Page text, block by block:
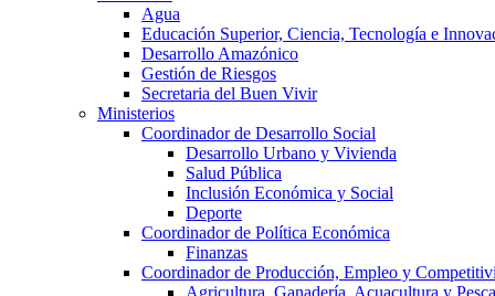
Agua
Educación Superior, Ciencia, Tecnología e
Desarrollo Amazónico
Gestión de Riesgos
Secretaria del Buen Vivir
Ministerios
Coordinador de Desarrollo Social
Desarrollo Urbano y Vivienda
Salud Pública
Inclusión Económica y Social
Deporte
Coordinador de Política Económica
Finanzas
Coordinador de Producción, Empleo y
Agricultura, Ganadería, Acuacultura y Pesca